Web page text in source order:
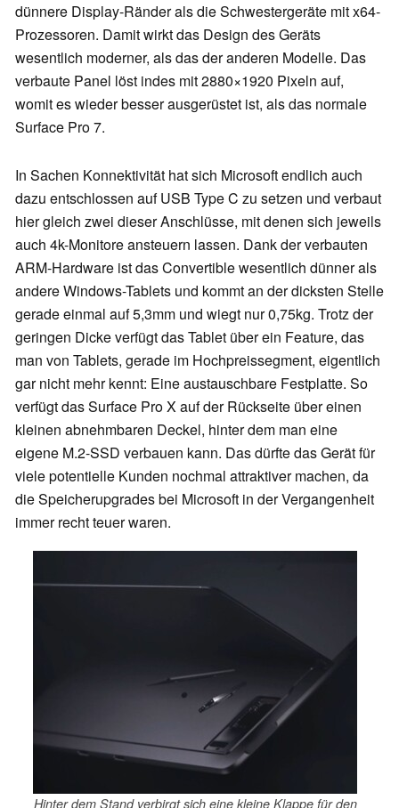
dünnere Display-Ränder als die Schwestergeräte mit x64-
Prozessoren. Damit wirkt das Design des Geräts
wesentlich moderner, als das der anderen Modelle. Das
verbaute Panel löst indes mit 2880×1920 Pixeln auf,
womit es wieder besser ausgerüstet ist, als das normale
Surface Pro 7.
In Sachen Konnektivität hat sich Microsoft endlich auch
dazu entschlossen auf USB Type C zu setzen und verbaut
hier gleich zwei dieser Anschlüsse, mit denen sich jeweils
auch 4k-Monitore ansteuern lassen. Dank der verbauten
ARM-Hardware ist das Convertible wesentlich dünner als
andere Windows-Tablets und kommt an der dicksten Stelle
gerade einmal auf 5,3mm und wiegt nur 0,75kg. Trotz der
geringen Dicke verfügt das Tablet über ein Feature, das
man von Tablets, gerade im Hochpreissegment, eigentlich
gar nicht mehr kennt: Eine austauschbare Festplatte. So
verfügt das Surface Pro X auf der Rückseite über einen
kleinen abnehmbaren Deckel, hinter dem man eine
eigene M.2-SSD verbauen kann. Das dürfte das Gerät für
viele potentielle Kunden nochmal attraktiver machen, da
die Speicherupgrades bei Microsoft in der Vergangenheit
immer recht teuer waren.
Hinter dem Stand verbirgt sich eine kleine Klappe für den